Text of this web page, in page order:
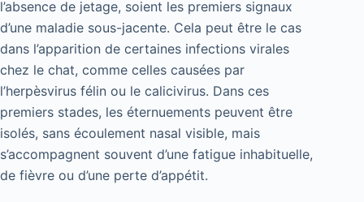
l’absence de jetage, soient les premiers signaux
d’une maladie sous-jacente. Cela peut être le cas
dans l’apparition de certaines infections virales
chez le chat, comme celles causées par
l’herpèsvirus félin ou le calicivirus. Dans ces
premiers stades, les éternuements peuvent être
isolés, sans écoulement nasal visible, mais
s’accompagnent souvent d’une fatigue inhabituelle,
de fièvre ou d’une perte d’appétit.